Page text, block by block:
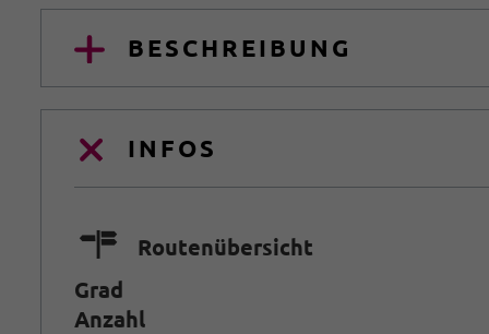
BESCHREIBUNG
INFOS
🍫
Routenübersicht
Grad
Anzahl